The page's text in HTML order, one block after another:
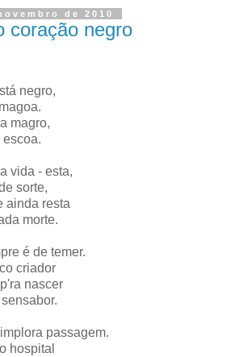
de 2010
coração negro
negro,
magro,
vida - esta,
sorte,
ainda resta
morte.
é de temer.
criador
nascer
passagem.
hospital